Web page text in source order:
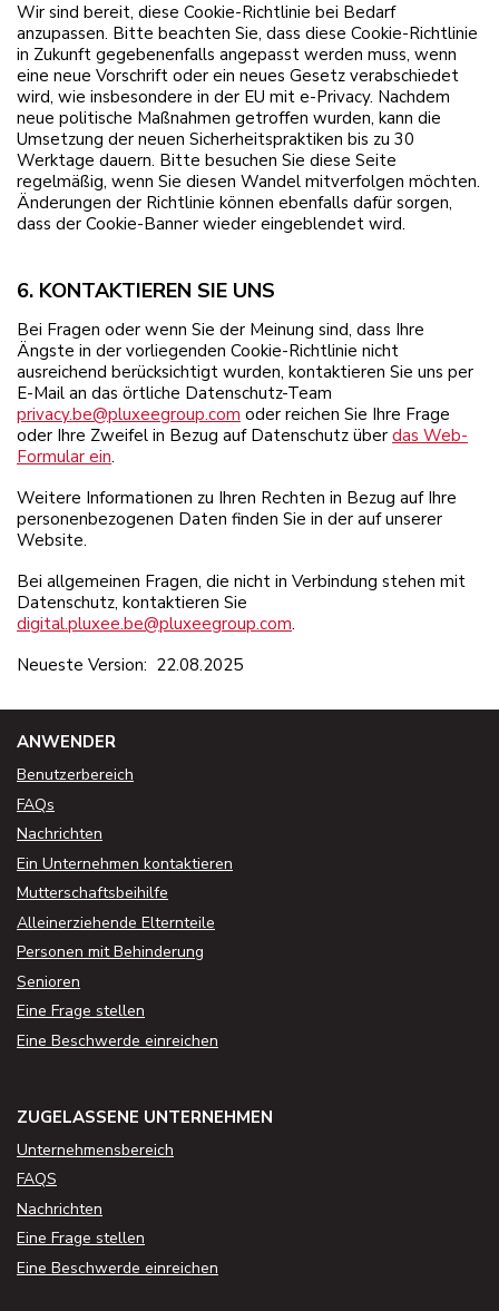
Wir sind bereit, diese Cookie-Richtlinie bei Bedarf
anzupassen. Bitte beachten Sie, dass diese Cookie-Richtlinie
in Zukunft gegebenenfalls angepasst werden muss, wenn
eine neue Vorschrift oder ein neues Gesetz verabschiedet
wird, wie insbesondere in der EU mit e-Privacy. Nachdem
neue politische Maßnahmen getroffen wurden, kann die
Umsetzung der neuen Sicherheitspraktiken bis zu 30
Werktage dauern. Bitte besuchen Sie diese Seite
regelmäßig, wenn Sie diesen Wandel mitverfolgen möchten.
Änderungen der Richtlinie können ebenfalls dafür sorgen,
dass der Cookie-Banner wieder eingeblendet wird.
6. KONTAKTIEREN SIE UNS
Bei Fragen oder wenn Sie der Meinung sind, dass Ihre
Ängste in der vorliegenden Cookie-Richtlinie nicht
ausreichend berücksichtigt wurden, kontaktieren Sie uns per
E-Mail an das örtliche Datenschutz-Team
privacy.be@pluxeegroup.com oder reichen Sie Ihre Frage
oder Ihre Zweifel in Bezug auf Datenschutz über das Web-
Formular ein.
Weitere Informationen zu Ihren Rechten in Bezug auf Ihre
personenbezogenen Daten finden Sie in der auf unserer
Website.
Bei allgemeinen Fragen, die nicht in Verbindung stehen mit
Datenschutz, kontaktieren Sie
digital.pluxee.be@pluxeegroup.com.
Neueste Version: 22.08.2025
ANWENDER
Benutzerbereich
FAQs
Nachrichten
Ein Unternehmen kontaktieren
Mutterschaftsbeihilfe
Alleinerziehende Elternteile
Personen mit Behinderung
Senioren
Eine Frage stellen
Eine Beschwerde einreichen
ZUGELASSENE UNTERNEHMEN
Unternehmensbereich
FAQS
Nachrichten
Eine Frage stellen
Eine Beschwerde einreichen